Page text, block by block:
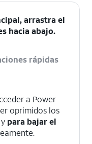
arrastra el
hacia abajo.
rápidas
a Power
oprimidos los
y para bajar el